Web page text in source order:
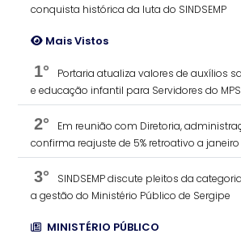
conquista histórica da luta do SINDSEMP
Mais Vistos
1°
Portaria atualiza valores de auxílios
e educação infantil para Servidores do
2°
Em reunião com Diretoria,
confirma reajuste de 5% retroativo a
3°
SINDSEMP discute pleitos da
a gestão do Ministério Público de Sergipe
MINISTÉRIO PÚBLICO